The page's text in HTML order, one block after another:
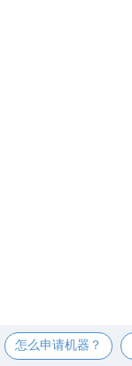
怎么申请机器？